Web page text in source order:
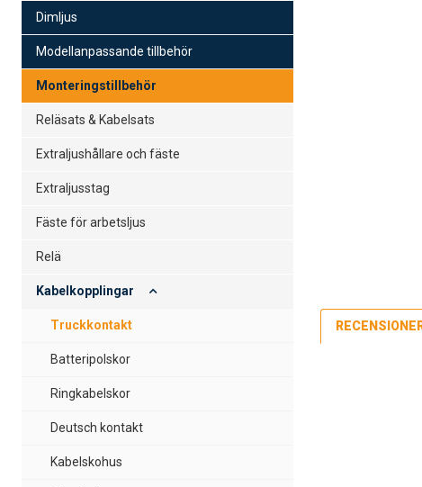
Dimljus
Modellanpassande tillbehör
Monteringstillbehör
Reläsats & Kabelsats
Extraljushållare och fäste
Extraljusstag
Fäste för arbetsljus
Relä
Kabelkopplingar
Truckkontakt
Batteripolskor
Ringkabelskor
Deutsch kontakt
Kabelskohus